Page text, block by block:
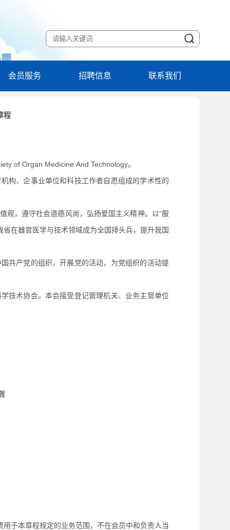
会员服务 招聘信息 联系我们
程
of Organ Medicine And Technology。
构、企事业单位和科技工作者自愿组成的学术性的
观，遵守社会道德风尚，弘扬爱国主义精神。以“服
在器官医学与技术领域成为全国排头兵，提升我国
共产党的组织，开展党的活动，为党组织的活动提
技术协会。本会接受登记管理机关、业务主管单位
于本章程规定的业务范围，不在会员中和负责人当